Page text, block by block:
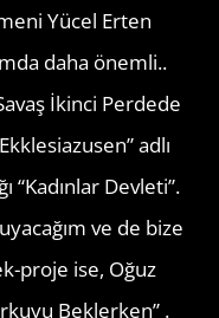
Yücel Erten
daha önemli..
İkinci Perdede
adlı
“Kadınlar Devleti”.
ve de bize
proje ise, Oğuz
Beklerken” .